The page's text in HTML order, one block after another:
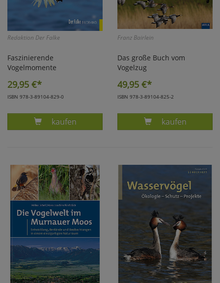
Redaktion Der Falke
Faszinierende
Vogelmomente
29,95 €*
ISBN 978-3-89104-829-0
Produkt FASZINIERENDE VOGELMOMENTE
kaufen
Franz Bairlein
Das große Buch vom
Vogelzug
49,95 €*
ISBN 978-3-89104-825-2
Produkt
kaufen